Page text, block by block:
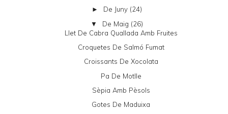
► De Juny (24)
▼ De Maig (26)
Llet De Cabra Quallada Amb Fruites
Croquetes De Salmó Fumat
Croissants De Xocolata
Pa De Motlle
Sèpia Amb Pèsols
Gotes De Maduixa